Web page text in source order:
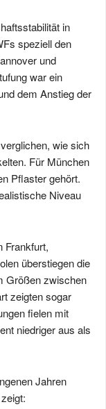
in
speziell den
und
war ein
dem Anstieg der
wie sich
Für München
Pflaster gehört.
Niveau
Frankfurt,
überstiegen die
Größen zwischen
zeigten sogar
fielen mit
niedriger aus als
Jahren